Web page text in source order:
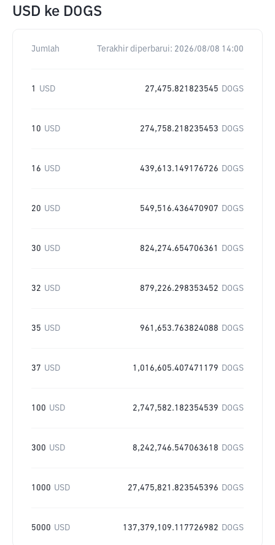
USD ke DOGS
Jumlah Terakhir diperbarui: 2026/08/08 14:00
1 USD 27,475.821823545 DOGS
10 USD 274,758.218235453 DOGS
16 USD 439,613.149176726 DOGS
20 USD 549,516.436470907 DOGS
30 USD 824,274.654706361 DOGS
32 USD 879,226.298353452 DOGS
35 USD 961,653.763824088 DOGS
37 USD 1,016,605.407471179 DOGS
100 USD 2,747,582.182354539 DOGS
300 USD 8,242,746.547063618 DOGS
1000 USD 27,475,821.823545396 DOGS
5000 USD 137,379,109.117726982 DOGS